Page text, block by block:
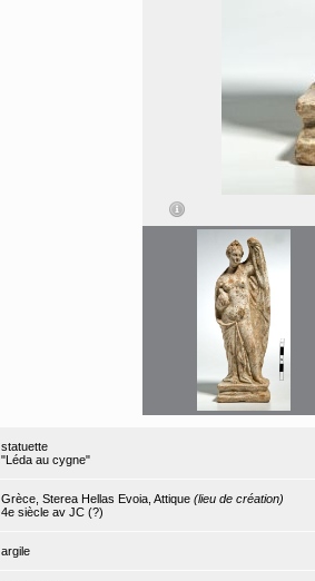
statuette
"Léda au cygne"
Grèce, Sterea Hellas Evoia, Attique (lieu de création)
4e siècle av JC (?)
argile